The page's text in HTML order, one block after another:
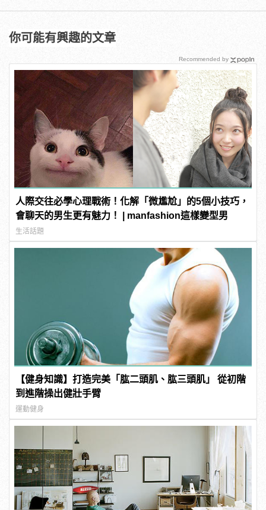
你可能有興趣的文章
人際交往必學心理戰術！化解「微尷尬」的5個小技巧，
會聊天的男生更有魅力！ | manfashion這樣變型男
生活話題
【健身知識】打造完美「肱二頭肌、肱三頭肌」 從初階
到進階操出健壯手臂
運動健身
Recommended by